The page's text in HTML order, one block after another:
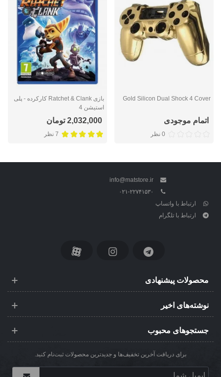
Gold Silicon Dual Shock 4 Cover
اتمام موجودی
0 نظر
بازی Ratchet & Clank کارکرده - پلی
استیشن 4
2,032,000 تومان
7 نظر
info@matstore.ir
۰۲۱-۲۲۷۴۱۵۳۰
ارتباط با واتساپ
ارتباط با تلگرام
محصولات پیشنهادی
نوشته‌های اخیر
جستجوهای محبوب
برای دریافت آخرین تخفیف‌ها و جدیدترین محصولات ثبت‌نام کنید.